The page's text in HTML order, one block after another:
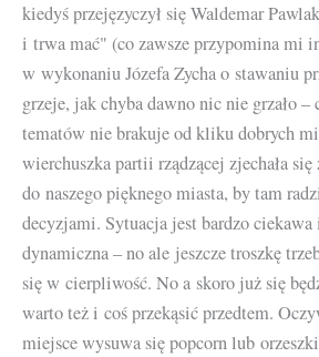
kiedyś przejęzyczył się Waldemar
i trwa mać" (co zawsze przypomina mi
w wykonaniu Józefa Zycha o stawaniu
grzeje, jak chyba dawno nic nie grzało –
tematów nie brakuje od kliku dobrych
wierchuszka partii rządzącej zjechała
do naszego pięknego miasta, by tam
decyzjami. Sytuacja jest bardzo
dynamiczna – no ale jeszcze troszkę
się w cierpliwość. No a skoro już się
warto też i coś przekąsić przedtem.
miejsce wysuwa się popcorn lub